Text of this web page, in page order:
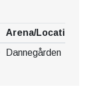
Arena/Location
Dannegården